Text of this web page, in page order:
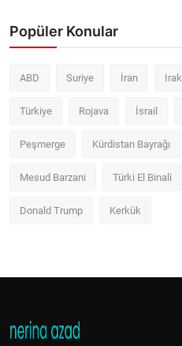
Popüler Konular
ABD Suriye İran Irak
Türkiye Rojava İsrail
Peşmerge Kürdistan Bayrağı
Mesud Barzani Türki El Binali
Donald Trump Kerkük